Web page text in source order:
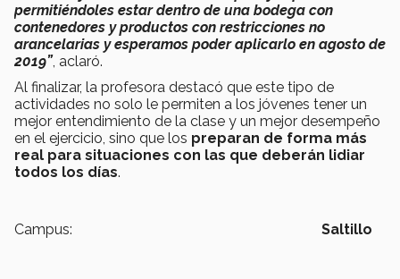
permitiéndoles estar dentro de una bodega con
contenedores y productos con restricciones no
arancelarias y esperamos poder aplicarlo en agosto de
2019”, aclaró.
Al finalizar, la profesora destacó que este tipo de
actividades no solo le permiten a los jóvenes tener un
mejor entendimiento de la clase y un mejor desempeño
en el ejercicio, sino que los preparan de forma más
real para situaciones con las que deberán lidiar
todos los días.
Campus: Saltillo